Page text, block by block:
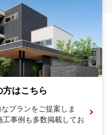
はこちら
プランをご提案しま
工事例も多数掲載してお